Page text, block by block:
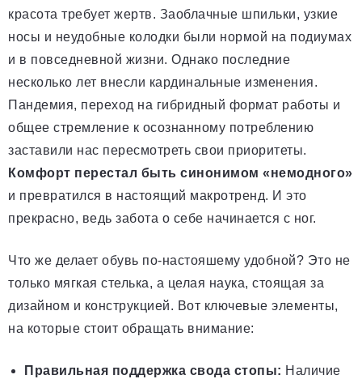
красота требует жертв. Заоблачные шпильки, узкие
носы и неудобные колодки были нормой на подиумах
и в повседневной жизни. Однако последние
несколько лет внесли кардинальные изменения.
Пандемия, переход на гибридный формат работы и
общее стремление к осознанному потреблению
заставили нас пересмотреть свои приоритеты.
Комфорт перестал быть синонимом «немодного»
и превратился в настоящий макротренд. И это
прекрасно, ведь забота о себе начинается с ног.
Что же делает обувь по-настояшему удобной? Это не
только мягкая стелька, а целая наука, стоящая за
дизайном и конструкцией. Вот ключевые элементы,
на которые стоит обращать внимание:
Правильная поддержка свода стопы: Наличие